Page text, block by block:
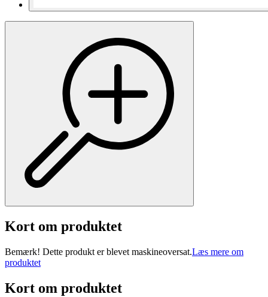
Kort om produktet
Bemærk! Dette produkt er blevet maskineoversat.Læs mere om
produktet
Kort om produktet